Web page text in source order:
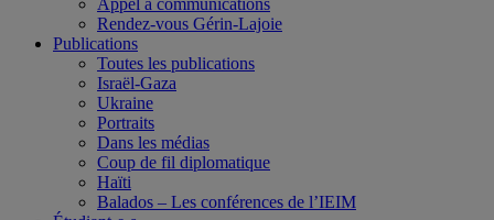
Appel à communications
Rendez-vous Gérin-Lajoie
Publications
Toutes les publications
Israël-Gaza
Ukraine
Portraits
Dans les médias
Coup de fil diplomatique
Haïti
Balados – Les conférences de l’IEIM